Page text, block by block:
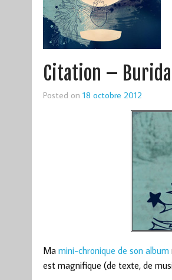
Citation –
Posted on 18 octobre 2012
Ma mini-chronique de son album
est magnifique (de texte, de